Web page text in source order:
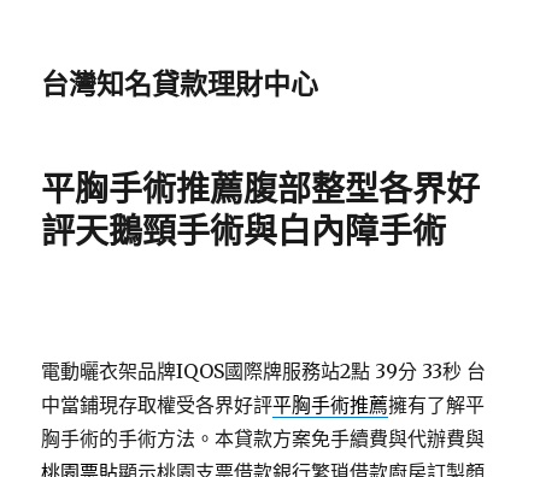
台灣知名貸款理財中心
平胸手術推薦腹部整型各界好
評天鵝頸手術與白內障手術
電動曬衣架品牌IQOS國際牌服務站2點 39分 33秒 台
中當鋪現存取權受各界好評平胸手術推薦擁有了解平
胸手術的手術方法。本貸款方案免手續費與代辦費與
桃園票貼顯示桃園支票借款銀行繁瑣借款廚房訂製顏